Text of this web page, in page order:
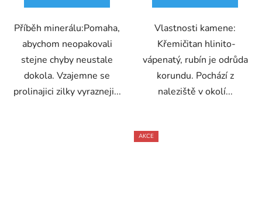
Příběh minerálu:Pomaha,
abychom neopakovali
stejne chyby neustale
dokola. Vzajemne se
prolinajici zilky vyrazneji...
Vlastnosti kamene:
Křemičitan hlinito-
vápenatý, rubín je odrůda
korundu. Pochází z
naleziště v okolí...
AKCE